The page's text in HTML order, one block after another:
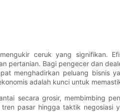
ceruk yang signifikan.
Bagi pengecer dan
menghadirkan peluang bisnis
adalah kunci untuk
secara grosir, membimbing
pasar hingga taktik negosiasi